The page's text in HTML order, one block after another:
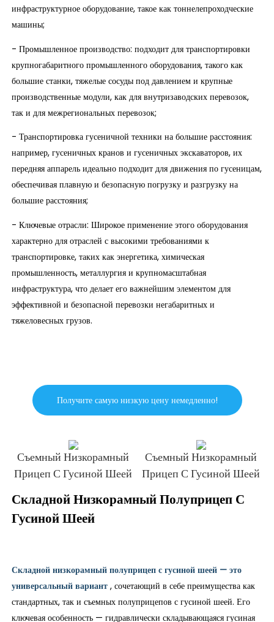
инфраструктурное оборудование, такое как тоннелепроходческие
машины;
- Промышленное производство: подходит для транспортировки
крупногабаритного промышленного оборудования, такого как
большие станки, тяжелые сосуды под давлением и крупные
производственные модули, как для внутризаводских перевозок,
так и для межрегиональных перевозок;
- Транспортировка гусеничной техники на большие расстояния:
например, гусеничных кранов и гусеничных экскаваторов, их
передняя аппарель идеально подходит для движения по гусеницам,
обеспечивая плавную и безопасную погрузку и разгрузку на
большие расстояния;
- Ключевые отрасли: Широкое применение этого оборудования
характерно для отраслей с высокими требованиями к
транспортировке, таких как энергетика, химическая
промышленность, металлургия и крупномасштабная
инфраструктура, что делает его важнейшим элементом для
эффективной и безопасной перевозки негабаритных и
тяжеловесных грузов.
Получите самую низкую цену немедленно!
Съемный Низкорамный
Прицеп С Гусиной Шеей
Съемный Низкорамный
Прицеп С Гусиной Шеей
Складной Низкорамный Полуприцеп С
Гусиной Шеей
Складной низкорамный полуприцеп с гусиной шеей — это
универсальный вариант , сочетающий в себе преимущества как
стандартных, так и съемных полуприцепов с гусиной шеей. Его
ключевая особенность — гидравлически складывающаяся гусиная